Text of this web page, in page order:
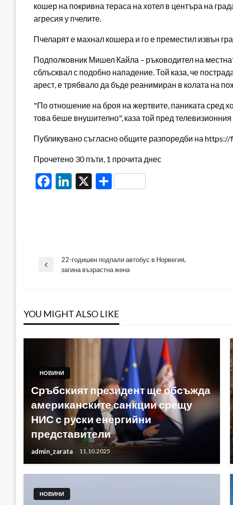
кошер на покривна тераса на хотел в центъра на
агресия у пчелите.
Пчеларят е махнал кошера и го е преместил извън
Подполковник Мишел Кайла – ръководител на
сблъсквал с подобно нападение. Той каза, че
арест, е трябвало да бъде реанимиран в колата на
"По отношение на броя на жертвите, паниката сред
това беше внушително", каза той пред
Публикувано съгласно общите разпоредби на
Прочетено 30 пъти, 1 прочита днес
Facebook
LinkedIn
X Share
Навигация
Previous
22-годишен подпали автобус в Норвегия,
загина възрастна жена
YOU MIGHT ALSO LIKE
НОВИНИ
Сръбският президент ще обсъжда
американските санкции срещу
НИС с руски енергийни
представители
admin_zarata 11.10.2025
НОВИНИ